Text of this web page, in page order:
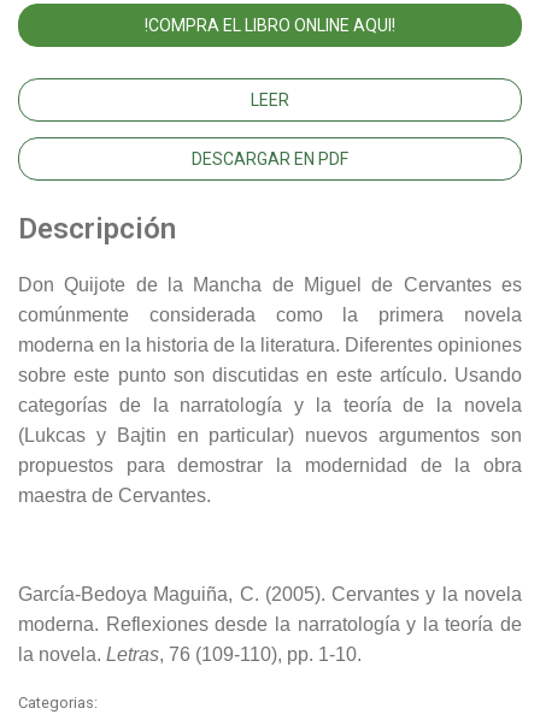
!COMPRA EL LIBRO ONLINE AQUI!
LEER
DESCARGAR EN PDF
Descripción
Don Quijote de la Mancha de Miguel de Cervantes es
comúnmente considerada como la primera novela
moderna en la historia de la literatura. Diferentes opiniones
sobre este punto son discutidas en este artículo. Usando
categorías de la narratología y la teoría de la novela
(Lukcas y Bajtin en particular) nuevos argumentos son
propuestos para demostrar la modernidad de la obra
maestra de Cervantes.
García-Bedoya Maguiña, C. (2005). Cervantes y la novela
moderna. Reflexiones desde la narratología y la teoría de
la novela. Letras, 76 (109-110), pp. 1-10.
Categorias: